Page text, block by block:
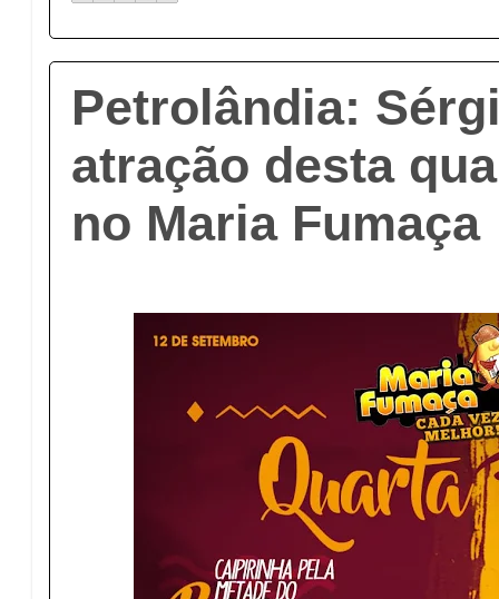
Petrolândia:
atração desta
no Maria Fumaça